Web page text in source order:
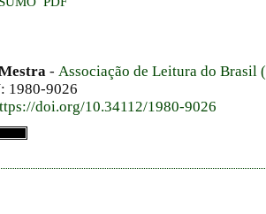
- Associação de Leitura do Brasil
1980-9026
doi.org/10.34112/1980-9026